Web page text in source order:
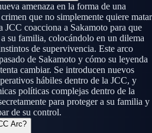
amenaza en la forma de una
que no simplemente quiere matar
JCC coacciona a Sakamoto para que
su familia, colocándolo en un dilema
de supervivencia. Este arco
de Sakamoto y cómo su leyenda
cambiar. Se introducen nuevos
hábiles dentro de la JCC, y
políticas complejas dentro de la
para proteger a su familia y
de su control.
Arc?